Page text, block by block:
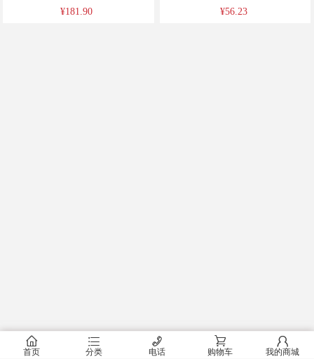
¥181.90 ¥56.23
󰂠
首页
󰂦
分类
󰄫
电话
󰂟
购物车
󰂢
我的商城